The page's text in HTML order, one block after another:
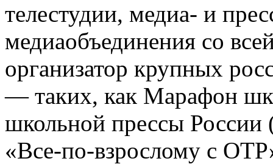
телестудии, медиа- и
медиаобъединения со
организатор крупных
— таких, как Марафон
школьной прессы России
«Все-по-взрослому с